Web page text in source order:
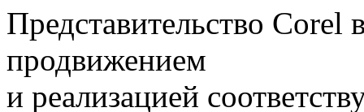
Представительство Corel
продвижением
и реализацией